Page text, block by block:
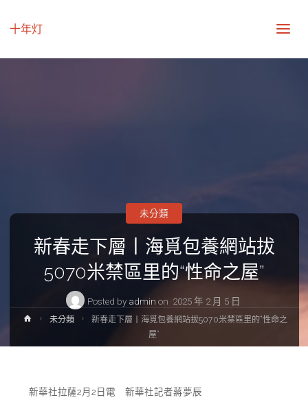
十年灯
新春走下層丨海覓包養網站拔
5070米禁區里的“性命之屋”
Posted by admin on 2025 年 2 月 5 日
未分類
Home未分類
新春走下層丨海覓包養網站拔5070米禁區里的“性命之
屋”
新華社拉薩2月2日電 新華社記者蔣夢辰